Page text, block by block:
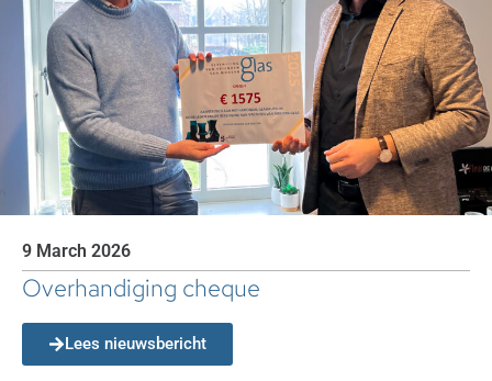
9 March 2026
Overhandiging cheque
Lees nieuwsbericht